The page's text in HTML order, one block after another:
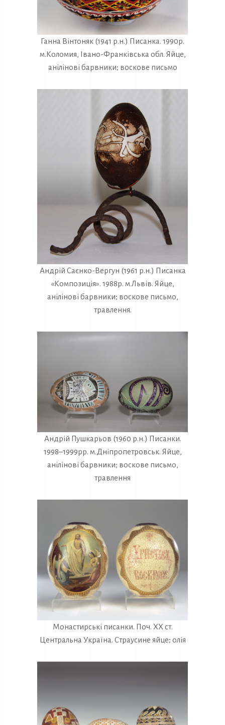
Ганна Вінтоняк (1941 р.н.) Писанка. 1990р.
м.Коломия, Івано-Франківська обл. Яйце,
анілінові барвники; воскове письмо
Андрій Саєнко-Вергун (1961 р.н.) Писанка
«Композиція». 1988р. м.Львів. Яйце,
анілінові барвники; воскове письмо,
травлення.
Андрій Пушкарьов (1960 р.н.) Писанки.
1998–1999рр. м.Дніпропетровськ. Яйце,
анілінові барвники; воскове письмо,
травлення
Монастирські писанки. Поч. ХХ ст.
Центральна Україна. Страусине яйце; олія